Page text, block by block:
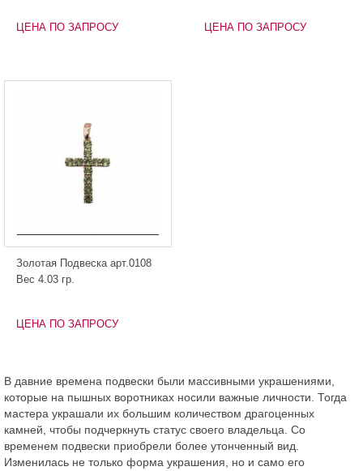
ЦЕНА ПО ЗАПРОСУ ЦЕНА ПО ЗАПРОСУ
Золотая Подвеска арт.0108
Вес 4.03 гр.
ЦЕНА ПО ЗАПРОСУ
В давние времена подвески были массивными украшениями,
которые на пышных воротниках носили важные личности. Тогда
мастера украшали их большим количеством драгоценных
камней, чтобы подчеркнуть статус своего владельца. Со
временем подвески приобрели более утонченный вид.
Изменилась не только форма украшения, но и само его